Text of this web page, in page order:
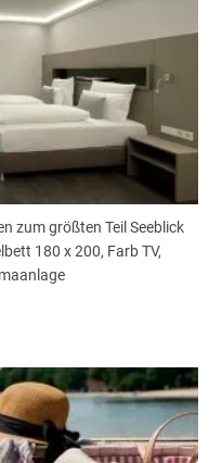
zum größten Teil Seeblick
180 x 200, Farb TV,